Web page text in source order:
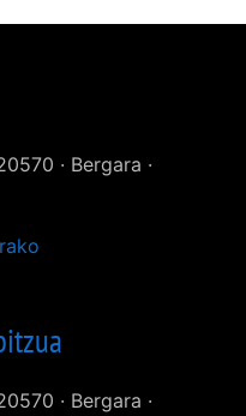
· Bergara ·
· Bergara ·